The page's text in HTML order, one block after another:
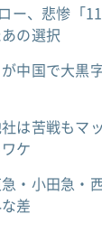
ー、悲惨「11
の選択
中国で大黒
は苦戦もマ
ケ
・小田急・
差